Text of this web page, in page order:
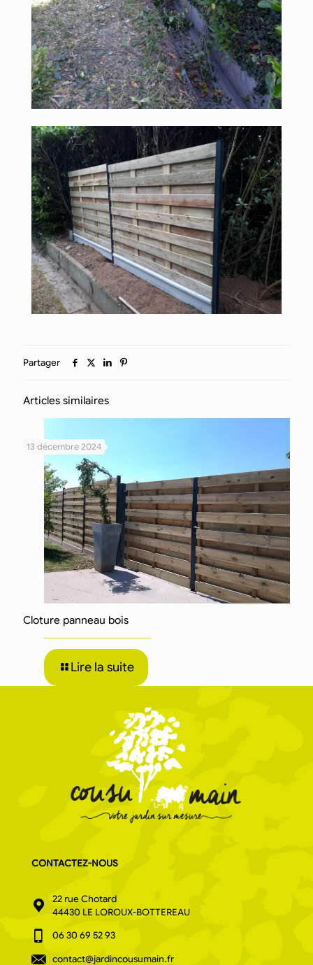
Partager
Articles similaires
13 décembre 2024
Cloture panneau bois
Lire la suite
CONTACTEZ-NOUS
22 rue Chotard
44430 LE LOROUX-BOTTEREAU
06 30 69 52 93
contact@jardincousumain.fr